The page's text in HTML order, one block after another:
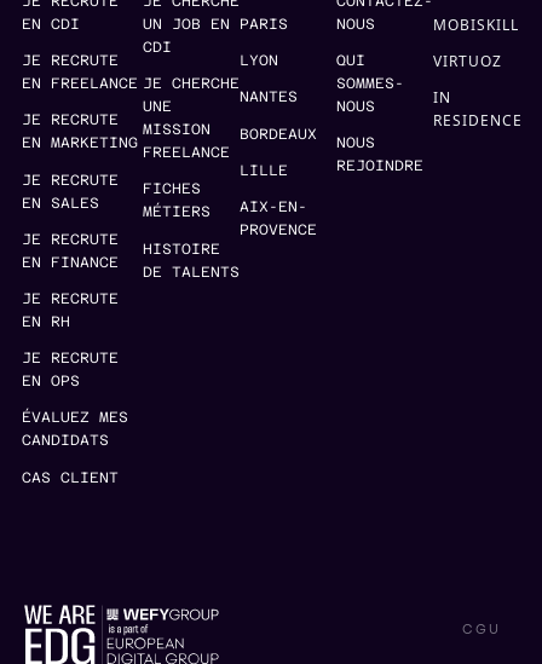
EN CDI
JE RECRUTE
EN FREELANCE
JE RECRUTE
EN MARKETING
JE RECRUTE
EN SALES
JE RECRUTE
EN FINANCE
JE RECRUTE
EN RH
JE RECRUTE
EN OPS
ÉVALUEZ MES
CANDIDATS
CAS CLIENT
UN JOB EN
CDI
JE CHERCHE
UNE
MISSION
FREELANCE
FICHES
MÉTIERS
HISTOIRE
DE TALENTS
PARIS
LYON
NANTES
BORDEAUX
LILLE
AIX-EN-
PROVENCE
NOUS
QUI
SOMMES-
NOUS
NOUS
REJOINDRE
MOBISKILL
VIRTUOZ
IN
RESIDENCE
CGU